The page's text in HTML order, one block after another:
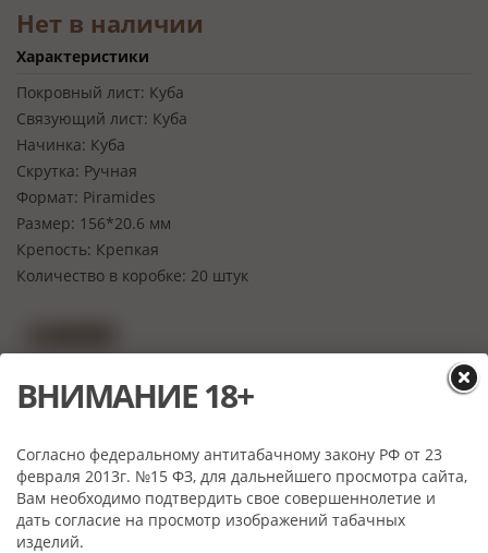
Нет в наличии
Характеристики
Покровный лист: Куба
Связующий лист: Куба
Начинка: Куба
Скрутка: Ручная
Формат: Piramides
Размер: 156*20.6 мм
Крепость: Крепкая
Количество в коробке: 20 штук
H.UPMANN №2RESERVA COSECHA
Сигара H.Upmann No.2 Reserva Cosecha
интересная и своеобразная, провокационная и
ВНИМАНИЕ 18+
Согласно федеральному антитабачному закону РФ от 23
февраля 2013г. №15 ФЗ, для дальнейшего просмотра сайта,
Вам необходимо подтвердить свое совершеннолетие и
дать согласие на просмотр изображений табачных
изделий.